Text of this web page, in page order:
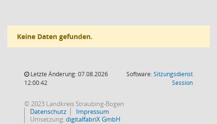
Keine Daten gefunden.
Letzte Änderung: 07.08.2026
12:00:42
Software:Sitzungsdienst
Session(Wird in
© 2023 Landkreis Straubing-Bogen
Datenschutz
Impressum
Umsetzung:digitalfabriX GmbH